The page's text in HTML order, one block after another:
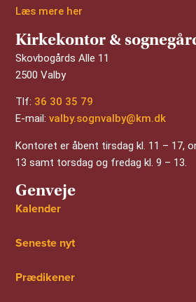
Læs mere her
Kirkekontor &
Skovbogårds Alle 11
2500 Valby
Tlf: 36 30 35 79
E-mail:valby.sognvalby@km.dk
Kontoret er åbent tirsdag kl. 11 – 17,
13 samt torsdag og fredag kl. 9 – 13.
Genveje
Kalender
Seneste nyt
Prædikener